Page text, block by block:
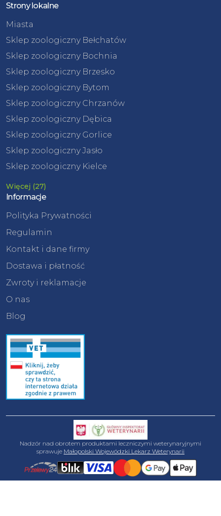
Strony lokalne
Miasta
Sklep zoologiczny Bełchatów
Sklep zoologiczny Bochnia
Sklep zoologiczny Brzesko
Sklep zoologiczny Bytom
Sklep zoologiczny Chrzanów
Sklep zoologiczny Dębica
Sklep zoologiczny Gorlice
Sklep zoologiczny Jasło
Sklep zoologiczny Kielce
Więcej (27)
Informacje
Polityka Prywatności
Regulamin
Kontakt i dane firmy
Dostawa i płatność
Zwroty i reklamacje
O nas
Blog
Nadzór nad obrotem produktami leczniczymi weterynaryjnymi
sprawuje Małopolski Wojewódzki Lekarz Weterynarii